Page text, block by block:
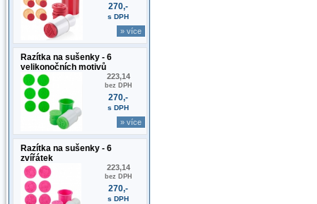
270,-
s DPH
» více
Razítka na sušenky - 6
velikonočních motivů
223,14
bez DPH
270,-
s DPH
» více
Razítka na sušenky - 6
zvířátek
223,14
bez DPH
270,-
s DPH